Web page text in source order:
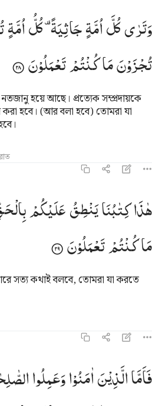
وترى كل امة جاثية كل امة تدعى الى
وَتَرَىٰ كُلَّ أُمَّةٍۢ جَاثِيَةًۭ ۚ كُلُّ أُمَّةٍۢ تُدْعَىٰٓ
وَتَرٰیكُلَّاُمَّةٍجَاثِیَةً ۫ كُلُّاُمَّةٍ
تُجْزَوْنَمَاكُنْتُمْتَعْمَلُوْنَ
হয়ে আছে। প্রত্যেক সম্প্রদায়কে
হবে। (আর বলা হবে) তোমরা যা
هاذا كتابنا ينطق عليكم بالحق انا كنا
هَـٰذَا كِتَـٰبُنَا يَنطِقُ عَلَيْكُم بِٱلْحَقِّ ۚ إِنَّا كُنَّا
هٰذَاكِتٰبُنَایَنْطِقُعَلَیْكُمْ
مَاكُنْتُمْتَعْمَلُوْنَ
সত্য কথাই বলবে, তোমরা যা করতে
فاما الذين امنوا وعملوا الصالحات
فَأَمَّا ٱلَّذِينَ ءَامَنُوا۟ وَعَمِلُوا۟
فَاَمَّاالَّذِیْنَاٰمَنُوْاوَعَمِلُوا